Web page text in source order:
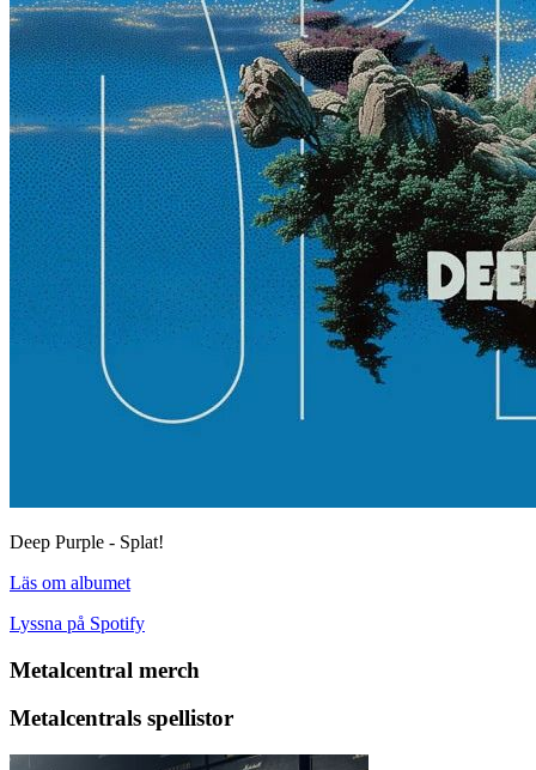
Deep Purple - Splat!
Läs om albumet
Lyssna på Spotify
Metalcentral merch
Metalcentrals spellistor